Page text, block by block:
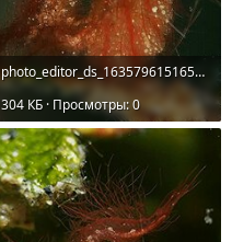
photo_editor_ds_1635796151650.jpg
304 КБ · Просмотры: 0